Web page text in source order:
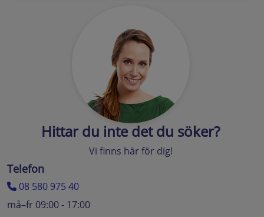
Hittar du inte det du söker?
Vi finns här för dig!
Telefon
08 580 975 40
må–fr 09:00 - 17:00